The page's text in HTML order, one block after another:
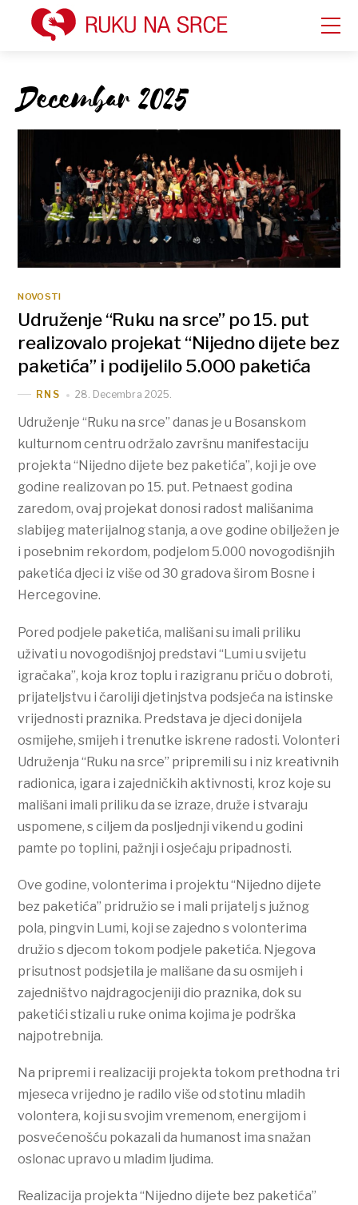
Decembar 2025
NOVOSTI
Udruženje “Ruku na srce” po 15. put
realizovalo projekat “Nijedno dijete bez
paketića” i podijelilo 5.000 paketića
RNS 28. Decembra 2025.
Udruženje “Ruku na srce” danas je u Bosanskom
kulturnom centru održalo završnu manifestaciju
projekta “Nijedno dijete bez paketića”, koji je ove
godine realizovan po 15. put. Petnaest godina
zaredom, ovaj projekat donosi radost mališanima
slabijeg materijalnog stanja, a ove godine obilježen je
i posebnim rekordom, podjelom 5.000 novogodišnjih
paketića djeci iz više od 30 gradova širom Bosne i
Hercegovine.
Pored podjele paketića, mališani su imali priliku
uživati u novogodišnjoj predstavi “Lumi u svijetu
igračaka”, koja kroz toplu i razigranu priču o dobroti,
prijateljstvu i čaroliji djetinjstva podsjeća na istinske
vrijednosti praznika. Predstava je djeci donijela
osmijehe, smijeh i trenutke iskrene radosti. Volonteri
Udruženja “Ruku na srce” pripremili su i niz kreativnih
radionica, igara i zajedničkih aktivnosti, kroz koje su
mališani imali priliku da se izraze, druže i stvaraju
uspomene, s ciljem da posljednji vikend u godini
pamte po toplini, pažnji i osjećaju pripadnosti.
Ove godine, volonterima i projektu “Nijedno dijete
bez paketića” pridružio se i mali prijatelj s južnog
pola, pingvin Lumi, koji se zajedno s volonterima
družio s djecom tokom podjele paketića. Njegova
prisutnost podsjetila je mališane da su osmijeh i
zajedništvo najdragocjeniji dio praznika, dok su
paketići stizali u ruke onima kojima je podrška
najpotrebnija.
Na pripremi i realizaciji projekta tokom prethodna tri
mjeseca vrijedno je radilo više od stotinu mladih
volontera, koji su svojim vremenom, energijom i
posvećenošću pokazali da humanost ima snažan
oslonac upravo u mladim ljudima.
Realizacija projekta “Nijedno dijete bez paketića”